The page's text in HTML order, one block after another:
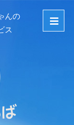
んの
ス